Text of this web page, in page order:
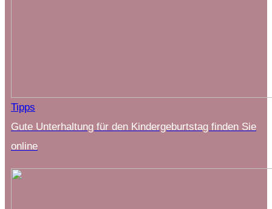
Tipps
Gute Unterhaltung für den Kindergeburtstag finden Sie
online